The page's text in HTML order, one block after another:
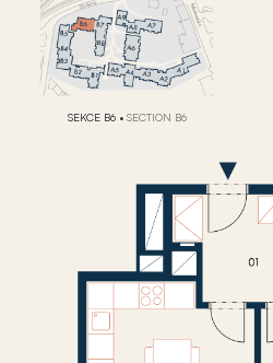
SEKCE B6 • SECTION B6